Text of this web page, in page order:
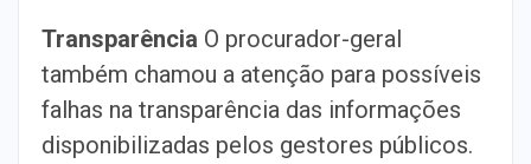
Transparência O procurador-geral
também chamou a atenção para possíveis
falhas na transparência das informações
disponibilizadas pelos gestores públicos.